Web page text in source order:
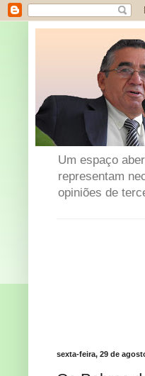
Um espaço
representam
opiniões de
sexta-feira, 29 de